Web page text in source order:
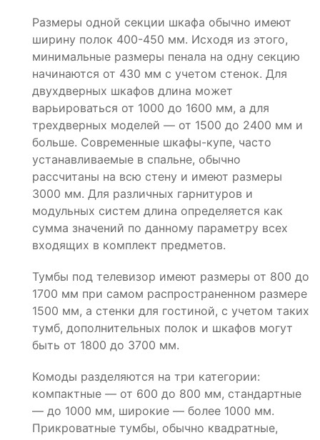
Размеры одной секции шкафа обычно имеют
ширину полок 400-450 мм. Исходя из этого,
минимальные размеры пенала на одну секцию
начинаются от 430 мм с учетом стенок. Для
двухдверных шкафов длина может
варьироваться от 1000 до 1600 мм, а для
трехдверных моделей — от 1500 до 2400 мм и
больше. Современные шкафы-купе, часто
устанавливаемые в спальне, обычно
рассчитаны на всю стену и имеют размеры
3000 мм. Для различных гарнитуров и
модульных систем длина определяется как
сумма значений по данному параметру всех
входящих в комплект предметов.
Тумбы под телевизор имеют размеры от 800 до
1700 мм при самом распространенном размере
1500 мм, а стенки для гостиной, с учетом таких
тумб, дополнительных полок и шкафов могут
быть от 1800 до 3700 мм.
Комоды разделяются на три категории:
компактные — от 600 до 800 мм, стандартные
— до 1000 мм, широкие — более 1000 мм.
Прикроватные тумбы, обычно квадратные,